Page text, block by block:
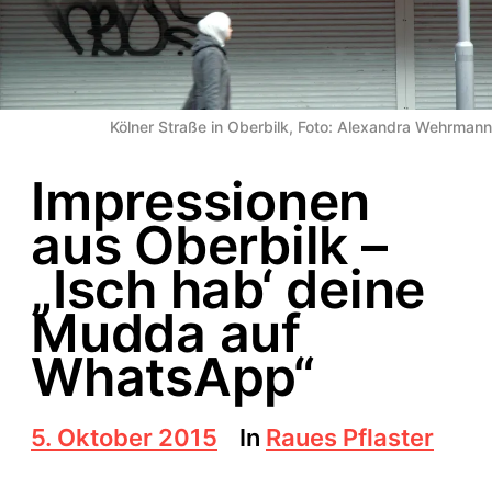
Kölner Straße in Oberbilk, Foto: Alexandra Wehrmann
Impressionen
aus Oberbilk –
„Isch hab‘ deine
Mudda auf
WhatsApp“
B
e
5. Oktober 2015 In Raues Pflaster